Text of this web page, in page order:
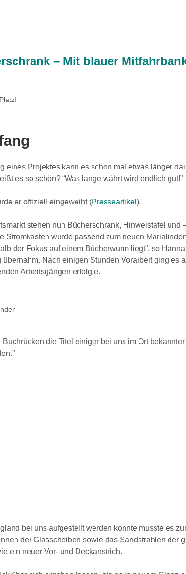
– Mit blauer
eines Projektes kann es schon mal etwas länger
es so schön? “Was lange währt wird endlich gut!”
er offiziell eingeweiht (Presseartikel ).
stehen nun Bücherschrank, Hinweistafel und
Stromkasten wurde passend zum neuen
der Fokus auf einem Bücherwurm liegt”, so
übernahm. Nach einigen Stunden Vorarbeit ging es
Arbeitsgängen erfolgte.
die Titel einiger bei uns im Ort
bei uns aufgestellt werden konnte musste es
der Glasscheiben sowie das Sandstrahlen der
ein neuer Vor- und Deckanstrich.